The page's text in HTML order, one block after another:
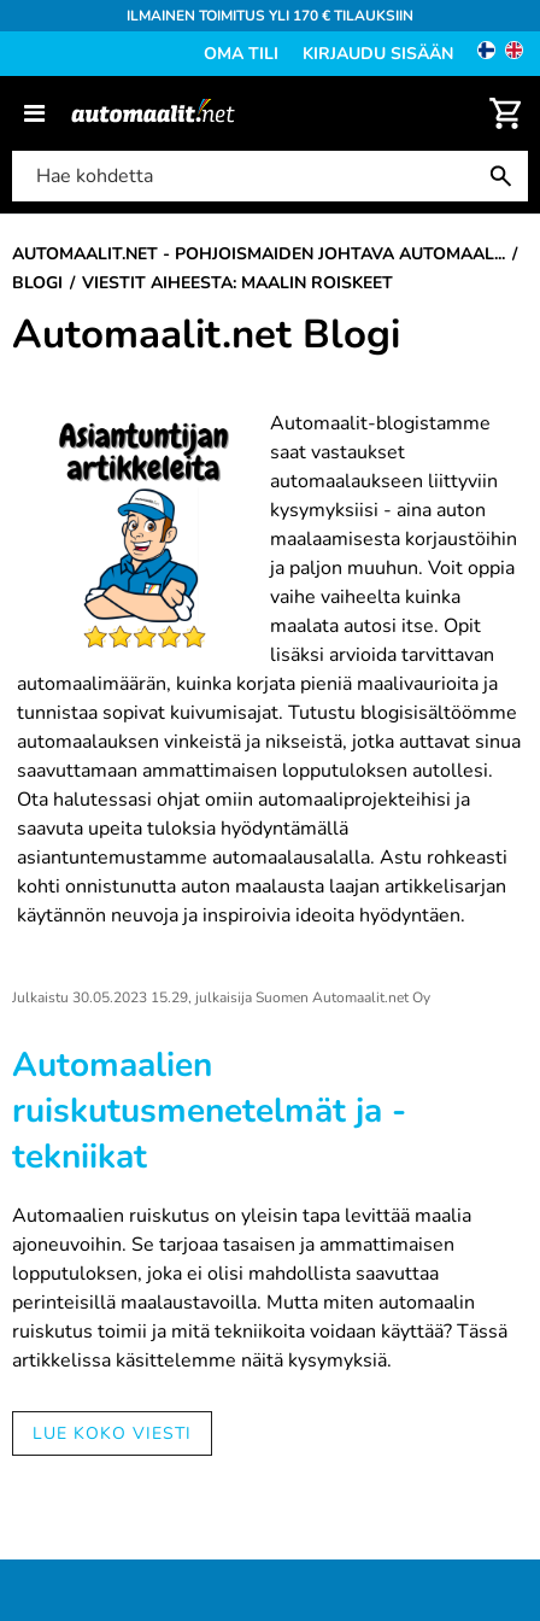
ILMAINEN TOIMITUS YLI 170 € TILAUKSIIN
OMA TILI KIRJAUDU SISÄÄN
AUTOMAALIT.NET - POHJOISMAIDEN JOHTAVA AUTOMAAL...
BLOGI
VIESTIT AIHEESTA: MAALIN ROISKEET
Automaalit.net Blogi
Automaalit-blogistamme
saat vastaukset
automaalaukseen liittyviin
kysymyksiisi - aina auton
maalaamisesta korjaustöihin
ja paljon muuhun. Voit oppia
vaihe vaiheelta kuinka
maalata autosi itse. Opit
lisäksi arvioida tarvittavan
automaalimäärän, kuinka korjata pieniä maalivaurioita ja
tunnistaa sopivat kuivumisajat. Tutustu blogisisältöömme
automaalauksen vinkeistä ja nikseistä, jotka auttavat sinua
saavuttamaan ammattimaisen lopputuloksen autollesi.
Ota halutessasi ohjat omiin automaaliprojekteihisi ja
saavuta upeita tuloksia hyödyntämällä
asiantuntemustamme automaalausalalla. Astu rohkeasti
kohti onnistunutta auton maalausta laajan artikkelisarjan
käytännön neuvoja ja inspiroivia ideoita hyödyntäen.
Julkaistu 30.05.2023 15.29, julkaisijaSuomen Automaalit.net Oy
Automaalien
ruiskutusmenetelmät ja -
tekniikat
Automaalien ruiskutus on yleisin tapa levittää maalia
ajoneuvoihin. Se tarjoaa tasaisen ja ammattimaisen
lopputuloksen, joka ei olisi mahdollista saavuttaa
perinteisillä maalaustavoilla. Mutta miten automaalin
ruiskutus toimii ja mitä tekniikoita voidaan käyttää? Tässä
artikkelissa käsittelemme näitä kysymyksiä.
vaatii erityistä laitteistoa, kuten ruiskupistoolin ja
kompressorin. Lisäksi maalin on oltava oikeanlaista ja
ruiskutus, HVLP (High Volume Low Pressure) -ruiskutus ja
LUE KOKO VIESTI